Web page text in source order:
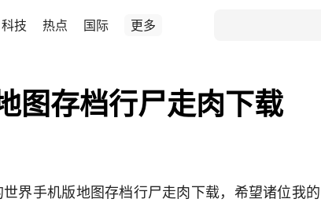
科技 热点 国际 更多
图存档行尸走肉下载
界手机版地图存档行尸走肉下载，希望诸位我的